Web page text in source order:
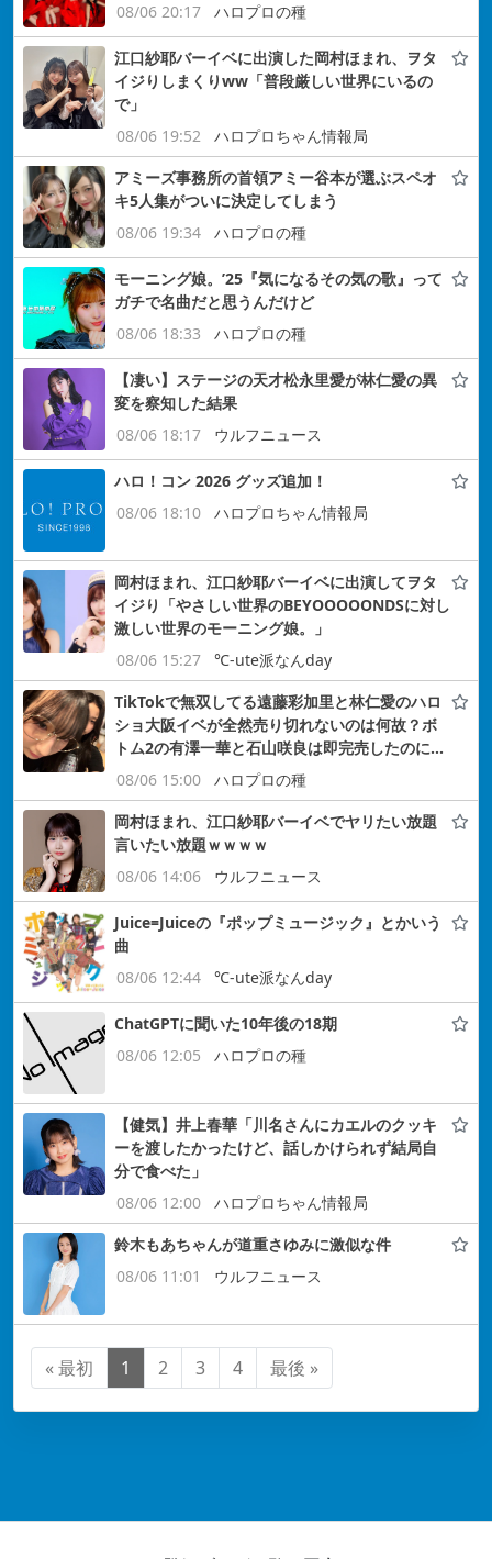
08/06 20:17
ハロプロの種
江口紗耶バーイベに出演した岡村ほまれ、ヲタ
イジりしまくりww「普段厳しい世界にいるの
で」
08/06 19:52
ハロプロちゃん情報局
アミーズ事務所の首領アミー谷本が選ぶスペオ
キ5人集がついに決定してしまう
08/06 19:34
ハロプロの種
モーニング娘。’25『気になるその気の歌』って
ガチで名曲だと思うんだけど
08/06 18:33
ハロプロの種
【凄い】ステージの天才松永里愛が林仁愛の異
変を察知した結果
08/06 18:17
ウルフニュース
ハロ！コン 2026 グッズ追加！
08/06 18:10
ハロプロちゃん情報局
岡村ほまれ、江口紗耶バーイベに出演してヲタ
イジり「やさしい世界のBEYOOOOONDSに対し
激しい世界のモーニング娘。」
08/06 15:27
℃-ute派なんday
TikTokで無双してる遠藤彩加里と林仁愛のハロ
ショ大阪イベが全然売り切れないのは何故？ボ
トム2の有澤一華と石山咲良は即完売したのに…
08/06 15:00
ハロプロの種
岡村ほまれ、江口紗耶バーイベでヤリたい放題
言いたい放題ｗｗｗｗ
08/06 14:06
ウルフニュース
Juice=Juiceの『ポップミュージック』とかいう
曲
08/06 12:44
℃-ute派なんday
ChatGPTに聞いた10年後の18期
08/06 12:05
ハロプロの種
【健気】井上春華「川名さんにカエルのクッキ
ーを渡したかったけど、話しかけられず結局自
分で食べた」
08/06 12:00
ハロプロちゃん情報局
鈴木もあちゃんが道重さゆみに激似な件
08/06 11:01
ウルフニュース
« 最初 1 2 3 4 最後 »